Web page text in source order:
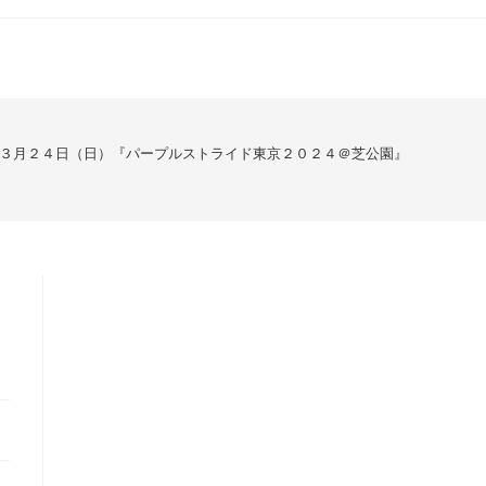
３月２４日（日）『パープルストライド東京２０２４＠芝公園』